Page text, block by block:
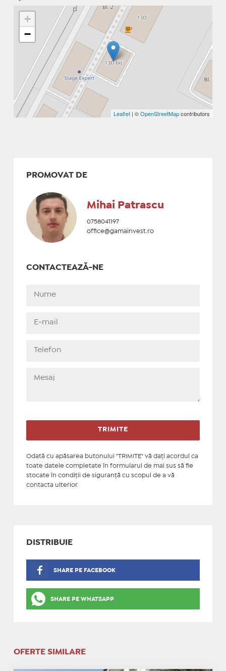
+
−
Leaflet | ©OpenStreetMapcontributors
PROMOVAT DE
Mihai Patrascu
0758041197
office@gamainvest.ro
CONTACTEAZĂ-NE
Odată cu apăsarea butonului "TRIMITE" vă daţi acordul ca
toate datele completate în formularul de mai sus să fie
stocate în condiţii de siguranţă cu scopul de a vă
contacta ulterior.
DISTRIBUIE
SHARE PE FACEBOOK
SHARE PE WHATSAPP
OFERTE SIMILARE